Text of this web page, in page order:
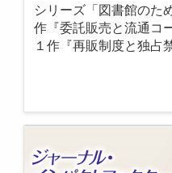
シリーズ「図書館のた
作『委託販売と流通コ
１作『再販制度と独占